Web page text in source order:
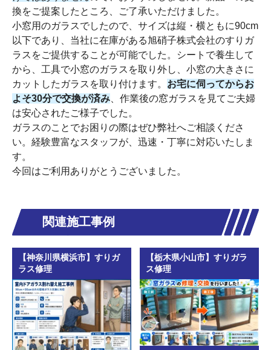
換をご提案したところ、ご了承いただけました。
小窓用のガラスでしたので、サイズは縦・横ともに90cm
以下であり、当社に在庫がある旭硝子株式会社のすりガ
ラスをご提供することが可能でした。シートで養生して
から、工具で小窓のガラスを取り外し、小窓の大きさに
カットしたガラスを取り付けます。 お宅に伺ってからお
よそ30分で交換が済み 、作業後の窓ガラスを見てご夫婦
は安心されたご様子でした。
ガラスのことでお困りの際はぜひ弊社へご相談くださ
い。経験豊富なスタッフが、迅速・丁寧に対応いたしま
す。
今回はご利用ありがとうございました。
関連施工事例
【神奈川県横浜市】すりガ
ラス修理
【栃木県小山市】すりガラ
ス修理